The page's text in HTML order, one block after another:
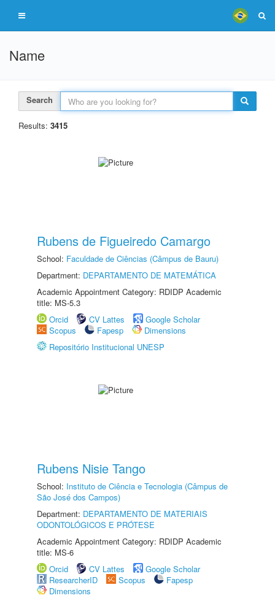
Name
Search
Results: 3415
Rubens de Figueiredo Camargo
School: Faculdade de Ciências (Câmpus de Bauru)
Department: DEPARTAMENTO DE MATEMÁTICA
Academic Appointment Category: RDIDP Academic
title: MS-5.3
Orcid
CV Lattes
Google Scholar
Scopus
Fapesp
Dimensions
Repositório Institucional UNESP
Rubens Nisie Tango
School: Instituto de Ciência e Tecnologia (Câmpus de
São José dos Campos)
Department: DEPARTAMENTO DE MATERIAIS
ODONTOLÓGICOS E PRÓTESE
Academic Appointment Category: RDIDP Academic
title: MS-6
Orcid
CV Lattes
Google Scholar
ResearcherID
Scopus
Fapesp
Dimensions